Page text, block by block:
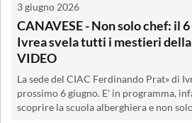
3 giugno 2026
CANAVESE - Non solo chef: il
Ivrea svela tutti i mestieri
VIDEO
La sede del CIAC Ferdinando Prat» di
prossimo 6 giugno. E' in programma,
scoprire la scuola alberghiera e non